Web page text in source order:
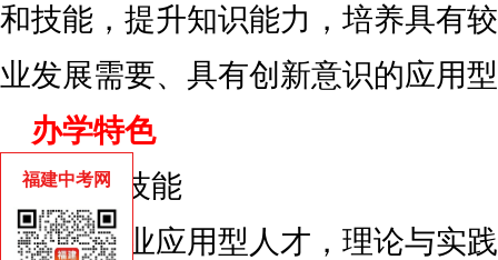
和技能，提升知识能力，培养具有
业发展需要、具有创新意识的应用
办学特色
1.职业技能
培养专业应用型人才，理论与实
福建中考网